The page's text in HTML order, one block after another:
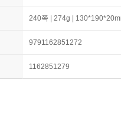
240쪽 | 274g |
9791162851272
1162851279